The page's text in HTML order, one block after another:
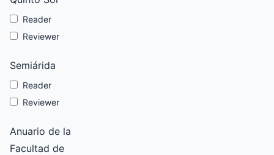
Reader
Reviewer
Semiárida
Reader
Reviewer
Anuario de la
Facultad de